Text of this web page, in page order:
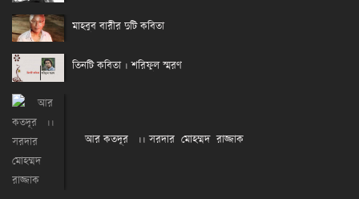
মাহবুব বারীর দুটি কবিতা
তিনটি কবিতা । শরিফুল স্মরণ
আর কতদূর ।। সরদার মোহম্মদ রাজ্জাক